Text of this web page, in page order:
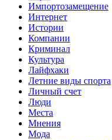
Импортозамещение
Интернет
Истории
Компании
Криминал
Культура
Лайфхаки
Летние виды спорта
Личный счет
Люди
Места
Мнения
Мода